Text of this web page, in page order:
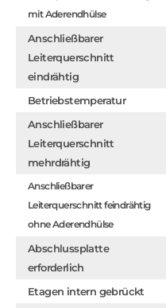
mit Aderendhülse
Anschließbarer
Leiterquerschnitt
eindrähtig
Betriebstemperatur
Anschließbarer
Leiterquerschnitt
mehrdrähtig
Anschließbarer
Leiterquerschnitt feindrähtig
ohne Aderendhülse
Abschlussplatte
erforderlich
Etagen intern gebrückt